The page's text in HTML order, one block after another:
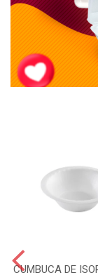
CUMBUCA DE